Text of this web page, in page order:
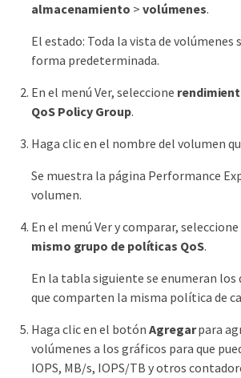
almacenamiento > volúmenes.
El estado: Toda la vista de volúmenes
forma predeterminada.
En el menú Ver, seleccione
QoS Policy Group.
Haga clic en el nombre del volumen
Se muestra la página Performance
volumen.
En el menú Ver y comparar, seleccione
mismo grupo de políticas QoS.
En la tabla siguiente se enumeran los
que comparten la misma política de
Haga clic en el botón Agregarpara
volúmenes a los gráficos para que
IOPS, MB/s, IOPS/TB y otros